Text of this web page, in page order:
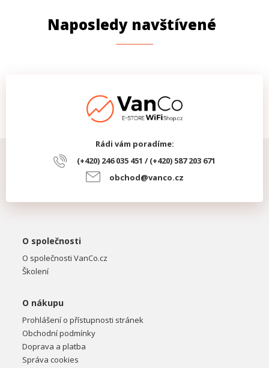
Naposledy navštívené
Rádi vám poradíme:
(+420) 246 035 451 / (+420) 587 203 671
obchod@vanco.cz
O společnosti
O společnosti VanCo.cz
Školení
O nákupu
Prohlášení o přístupnosti stránek
Obchodní podmínky
Doprava a platba
Správa cookies